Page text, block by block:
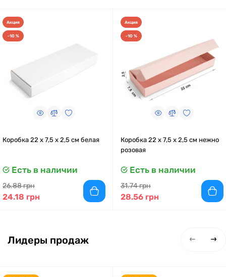
Акция
-10 %
Коробка 22 x 7,5 x 2,5 см белая
Есть в наличии
26.88 грн
24.18 грн
Акция
-10 %
Коробка 22 x 7,5 x 2,5 см нежно
розовая
Есть в наличии
31.74 грн
28.56 грн
Лидеры продаж